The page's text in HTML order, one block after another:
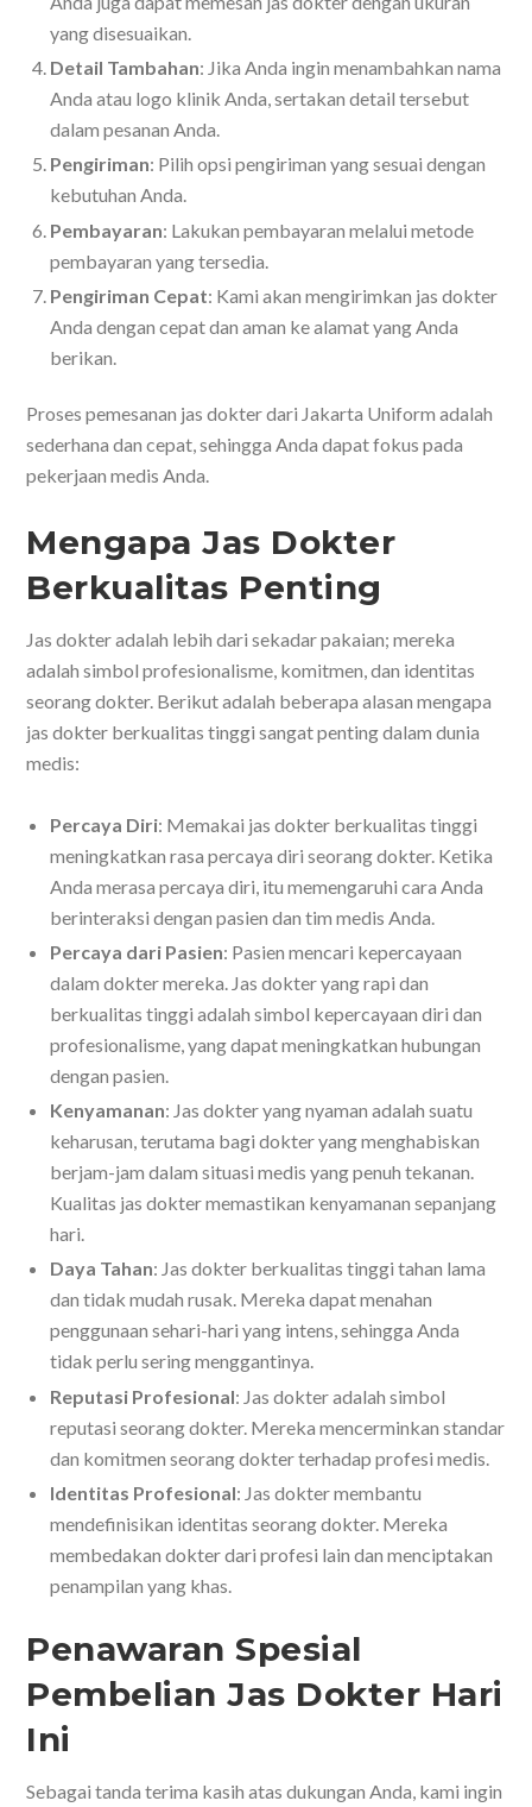
yang disesuaikan.
Detail Tambahan: Jika Anda ingin menambahkan nama
Anda atau logo klinik Anda, sertakan detail tersebut
dalam pesanan Anda.
Pengiriman: Pilih opsi pengiriman yang sesuai dengan
kebutuhan Anda.
Pembayaran: Lakukan pembayaran melalui metode
pembayaran yang tersedia.
Pengiriman Cepat: Kami akan mengirimkan jas dokter
Anda dengan cepat dan aman ke alamat yang Anda
berikan.
Proses pemesanan jas dokter dari Jakarta Uniform adalah
sederhana dan cepat, sehingga Anda dapat fokus pada
pekerjaan medis Anda.
Mengapa Jas Dokter
Berkualitas Penting
Jas dokter adalah lebih dari sekadar pakaian; mereka
adalah simbol profesionalisme, komitmen, dan identitas
seorang dokter. Berikut adalah beberapa alasan mengapa
jas dokter berkualitas tinggi sangat penting dalam dunia
medis:
Percaya Diri: Memakai jas dokter berkualitas tinggi
meningkatkan rasa percaya diri seorang dokter. Ketika
Anda merasa percaya diri, itu memengaruhi cara Anda
berinteraksi dengan pasien dan tim medis Anda.
Percaya dari Pasien: Pasien mencari kepercayaan
dalam dokter mereka. Jas dokter yang rapi dan
berkualitas tinggi adalah simbol kepercayaan diri dan
profesionalisme, yang dapat meningkatkan hubungan
dengan pasien.
Kenyamanan: Jas dokter yang nyaman adalah suatu
keharusan, terutama bagi dokter yang menghabiskan
berjam-jam dalam situasi medis yang penuh tekanan.
Kualitas jas dokter memastikan kenyamanan sepanjang
hari.
Daya Tahan: Jas dokter berkualitas tinggi tahan lama
dan tidak mudah rusak. Mereka dapat menahan
penggunaan sehari-hari yang intens, sehingga Anda
tidak perlu sering menggantinya.
Reputasi Profesional: Jas dokter adalah simbol
reputasi seorang dokter. Mereka mencerminkan standar
dan komitmen seorang dokter terhadap profesi medis.
Identitas Profesional: Jas dokter membantu
mendefinisikan identitas seorang dokter. Mereka
membedakan dokter dari profesi lain dan menciptakan
penampilan yang khas.
Penawaran Spesial
Pembelian Jas Dokter Hari
Ini
Sebagai tanda terima kasih atas dukungan Anda, kami ingin